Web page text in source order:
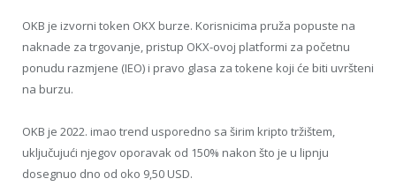
OKB je izvorni token OKX burze. Korisnicima pruža popuste na
naknade za trgovanje, pristup OKX-ovoj platformi za početnu
ponudu razmjene (IEO) i pravo glasa za tokene koji će biti uvršteni
na burzu.
OKB je 2022. imao trend usporedno sa širim kripto tržištem,
uključujući njegov oporavak od 150% nakon što je u lipnju
dosegnuo dno od oko 9,50 USD.